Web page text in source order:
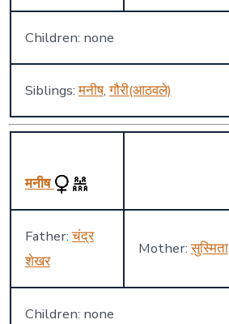
Children: none
Siblings:मनीष,गौरी(आठवले)
मनीष
Father:चंद्र
शेखर
Mother:सुस्मिता
Children: none